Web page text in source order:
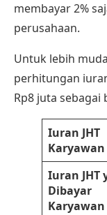
membayar 2%
perusahaan.
Untuk lebih
perhitungan
Rp8 juta sebagai
Iuran JHT
Karyawan
Iuran JHT
Dibayar
Karyawan